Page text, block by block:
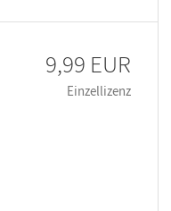
9,99 EUR
Einzellizenz